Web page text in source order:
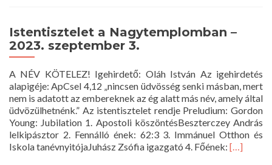
Nap
Istentisztelet a Nagytemplomban –
2023. szeptember 3.
A NÉV KÖTELEZ! Igehirdető: Oláh István Az igehirdetés
alapigéje: ApCsel 4,12 „nincsen üdvösség senki másban, mert
nem is adatott az embereknek az ég alatt más név, amely által
üdvözülhetnénk.” Az istentisztelet rendje Preludium: Gordon
Young: Jubilation 1. Apostoli köszöntés​Beszterczey András
lelkipásztor 2. Fennálló ének: 62:3 3. Immánuel Otthon és
Iskola tanévnyitója​Juhász Zsófia igazgató 4. Főének: Read
[…]